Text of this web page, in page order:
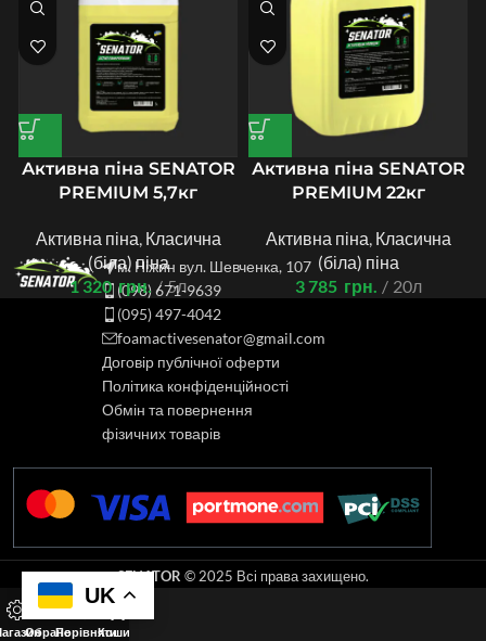
Активна піна SENATOR
PREMIUM 5,7кг
Активна піна, Класична
(біла) піна
1 320 грн. 5л
Активна піна SENATOR
PREMIUM 22кг
Активна піна, Класична
(біла) піна
3 785 грн. 20л
м. Ніжин вул. Шевченка, 107
(098) 671-9639
(095) 497-4042
foamactivesenator@gmail.com
Договір публічної оферти
Політика конфіденційності
Обмін та повернення
фізичних товарів
SENATOR © 2025 Всі права захищено.
UK
ОбранеПорівняти
0
Кошик